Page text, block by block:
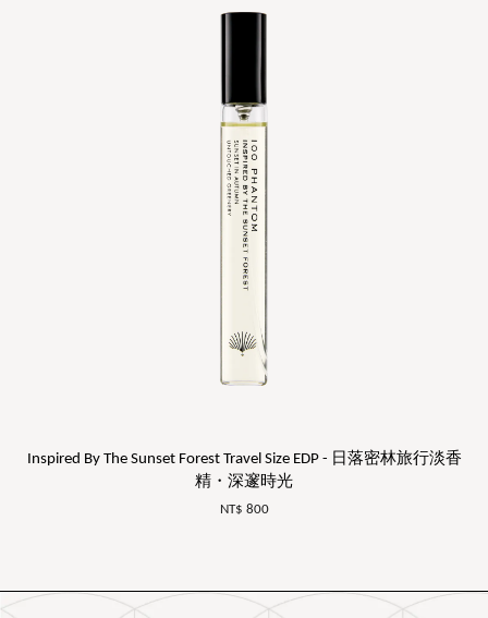
Inspired By The Sunset Forest Travel Size EDP - 日落密林旅行淡香
精・深邃時光
NT$ 800